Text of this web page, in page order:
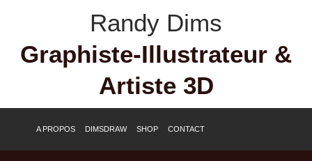
Randy Dims
Graphiste-Illustrateur &
Artiste 3D
A PROPOS DIMSDRAW SHOP CONTACT